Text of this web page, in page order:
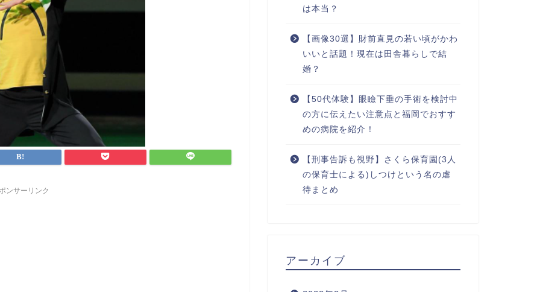
ンサーリンク
は本当？
【画像30選】財前直見の若い頃がかわ
いいと話題！現在は田舎暮らしで結
婚？
【50代体験】眼瞼下垂の手術を検討中
の方に伝えたい注意点と福岡でおすす
めの病院を紹介！
【刑事告訴も視野】さくら保育園(3人
の保育士による)しつけという名の虐
待まとめ
アーカイブ